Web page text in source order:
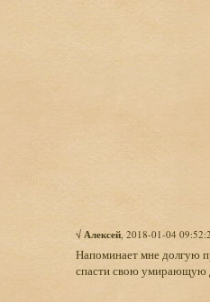
√ Алексей, 2018-01-04
Напоминает мне долгую
спасти свою умирающую